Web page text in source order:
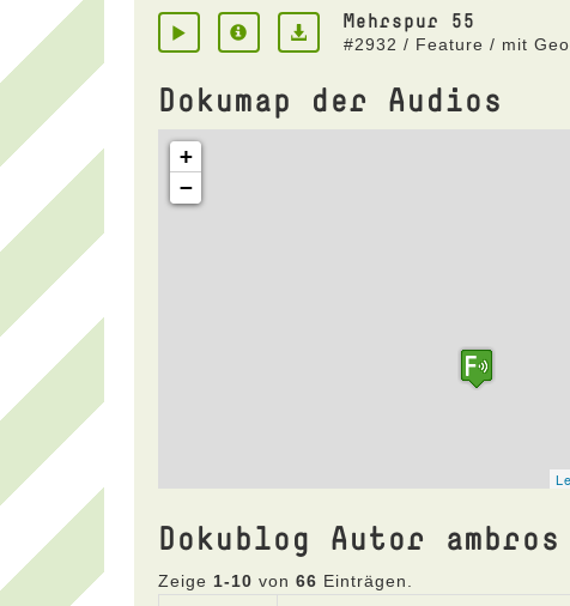
Mehrspur 55
#2932 / Feature / mit
Dokumap der Audios
Dokublog Autor ambros
Zeige 1-10 von 66 Einträgen.